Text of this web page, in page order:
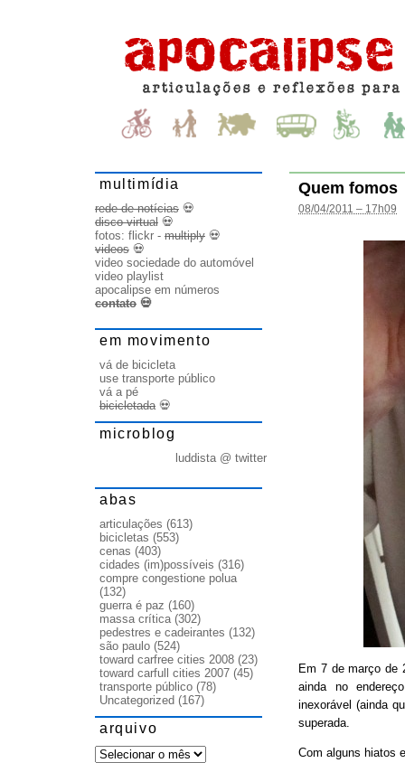
Quem fomos
08/04/2011 – 17h09
Em 7 de março de
ainda no
inexorável (ainda
superada.
Com alguns hiatos
multimídia
rede de notícias 💀
disco virtual 💀
fotos: flickr - multiply 💀
videos 💀
video sociedade do automóvel
video playlist
apocalipse em números
contato 💀
em movimento
vá de bicicleta
use transporte público
vá a pé
bicicletada💀
microblog
luddista @ twitter
abas
articulações (613)
bicicletas (553)
cenas (403)
cidades (im)possíveis (316)
compre congestione polua
(132)
guerra é paz (160)
massa crítica(302)
pedestres e cadeirantes (132)
são paulo (524)
toward carfree cities 2008 (23)
toward carfull cities 2007 (45)
transporte público (78)
Uncategorized (167)
arquivo
arquivo